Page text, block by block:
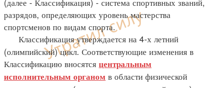
разрядов, определяющих уровень мастерства
спортсменов по видам спорта.
Классификация утверждается на 4-х летний
(олимпийский) цикл. Соответствующие изменения в
Классификацию вносятся центральным
исполнительным органом в области физической